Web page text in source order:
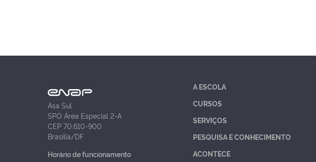
Asa Sul
SPO Área Especial 2-A
CEP 70.610-900
Brasília/DF
Horário de funcionamento
A ESCOLA
CURSOS
SERVIÇOS
PESQUISA E CONHECIMENTO
ACONTECE